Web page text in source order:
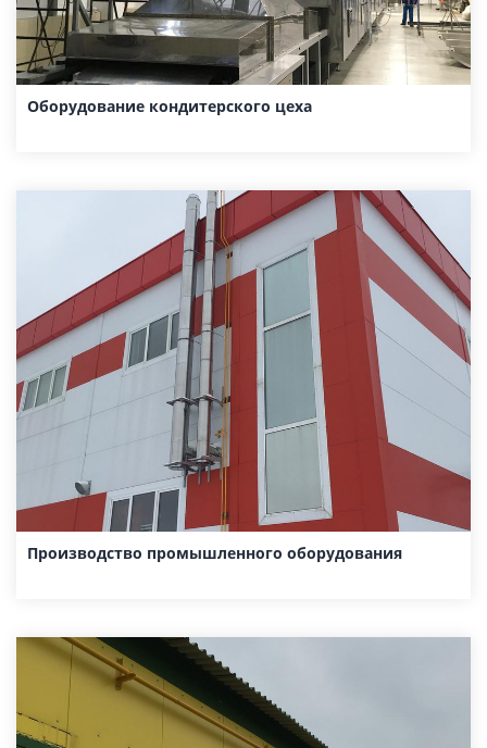
Оборудование кондитерского цеха
Производство промышленного оборудования